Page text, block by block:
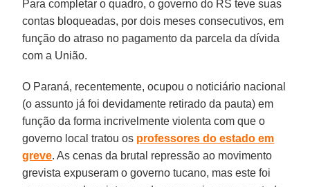
Para completar o quadro, o governo do RS teve suas
contas bloqueadas, por dois meses consecutivos, em
função do atraso no pagamento da parcela da dívida
com a União.
O Paraná, recentemente, ocupou o noticiário nacional
(o assunto já foi devidamente retirado da pauta) em
função da forma incrivelmente violenta com que o
governo local tratou os professores do estado em
greve. As cenas da brutal repressão ao movimento
grevista expuseram o governo tucano, mas este foi